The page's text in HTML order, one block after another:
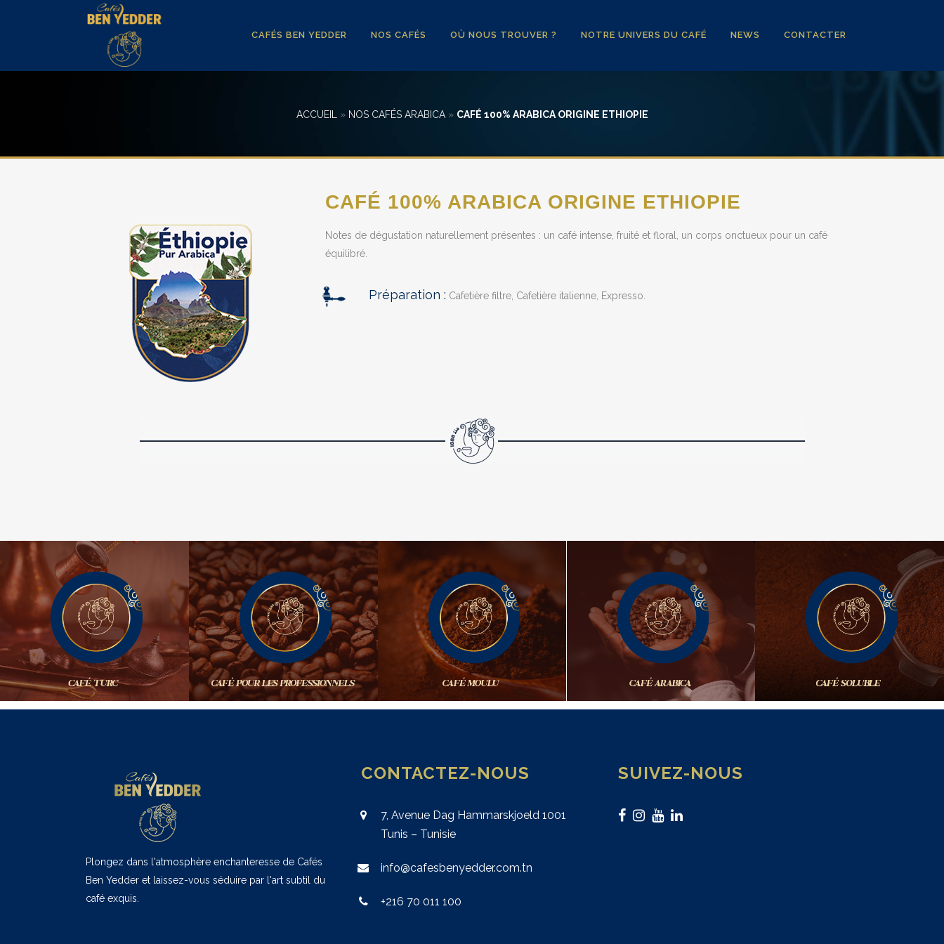
CAFÉS BEN YEDDER NOS CAFÉS OÙ NOUS TROUVER ? NOTRE UNIVERS DU CAFÉ NEWS CONTACTER
ACCUEIL » NOS CAFÉS ARABICA» CAFÉ 100% ARABICA ORIGINE ETHIOPIE
CAFÉ 100% ARABICA ORIGINE ETHIOPIE
Notes de dégustation naturellement présentes : un café intense, fruité et floral, un corps onctueux pour un café
équilibré.
Préparation : Cafetière filtre, Cafetière italienne, Expresso.
Plongez dans l'atmosphère enchanteresse de Cafés
Ben Yedder et laissez-vous séduire par l'art subtil du
café exquis.
CONTACTEZ-NOUS
7, Avenue Dag Hammarskjoeld 1001
Tunis – Tunisie
info@cafesbenyedder.com.tn
+216 70 011 100
SUIVEZ-NOUS